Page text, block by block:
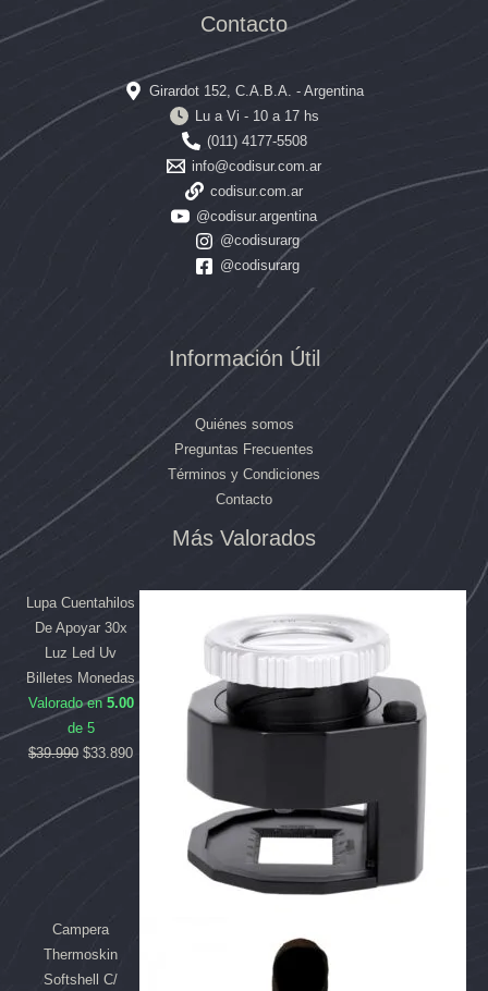
Contacto
Girardot 152, C.A.B.A. - Argentina
Lu a Vi - 10 a 17 hs
(011) 4177-5508
info@codisur.com.ar
codisur.com.ar
@codisur.argentina
@codisurarg
@codisurarg
Información Útil
Quiénes somos
Preguntas Frecuentes
Términos y Condiciones
Contacto
Más Valorados
Lupa Cuentahilos
De Apoyar 30x
Luz Led Uv
Billetes Monedas
Valorado en 5.00
de 5
$39.990
era:
$39.990.
$33.890
es:
Campera
Thermoskin
Softshell C/
era:
$169.990.
es:
$158.090.